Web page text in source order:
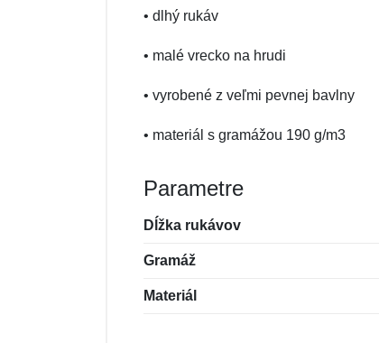
• dlhý rukáv
• malé vrecko na hrudi
• vyrobené z veľmi pevnej bavlny
• materiál s gramážou 190 g/m3
Parametre
Dĺžka rukávov
Gramáž
Materiál